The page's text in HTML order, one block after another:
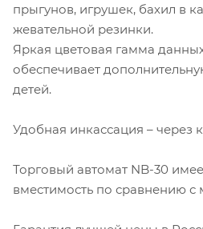
прыгунов, игрушек, бахил в
жевательной резинки.
Яркая цветовая гамма
обеспечивает
детей.
Удобная инкассация – через
Торговый автомат NB-30
вместимость по сравнению с